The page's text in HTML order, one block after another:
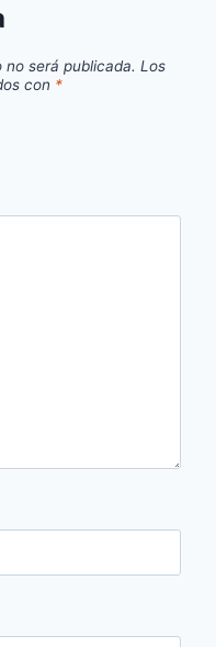
será publicada. Los
con *